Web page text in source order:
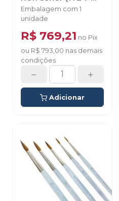
0600)-RENFERT
Embalagem com 1
unidade
R$ 769,21 no Pix
ou R$ 793,00 nas demais
condições
Adicionar